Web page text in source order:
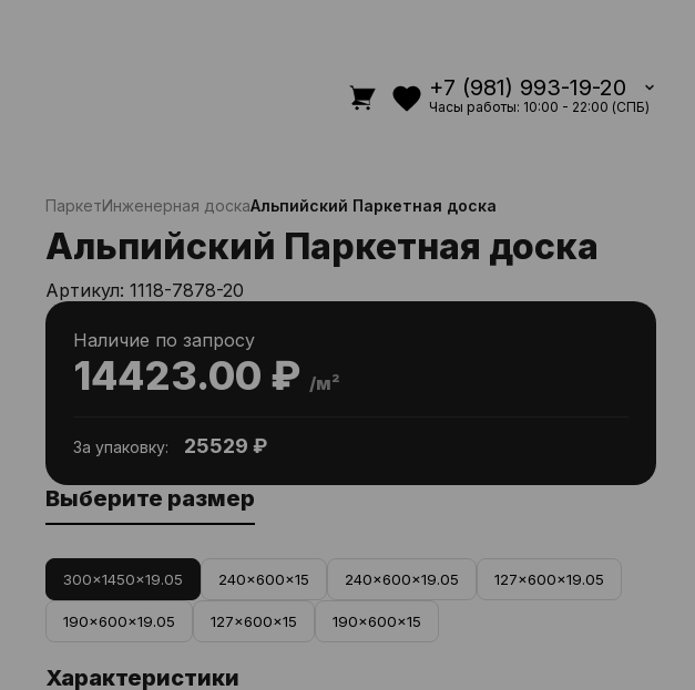
+7 (981) 993-19-20
Часы работы: 10:00 - 22:00 (СПБ)
ПаркетИнженерная доскаАльпийский Паркетная доска
Альпийский Паркетная доска
Артикул:1118-7878-20
14423.00 ₽ /м²
Наличие по запросу
За упаковку: 25529 ₽
Выберите размер
300x1450x19.05 240x600x15 240x600x19.05 127x600x19.05
190x600x19.05 127x600x15 190x600x15
Характеристики